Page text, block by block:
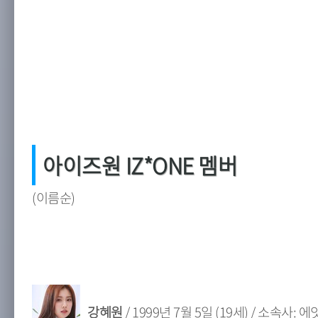
아이즈원 IZ*ONE 멤버
(이름순)
강혜원/ 1999년 7월 5일 (19세) / 소속사: 에